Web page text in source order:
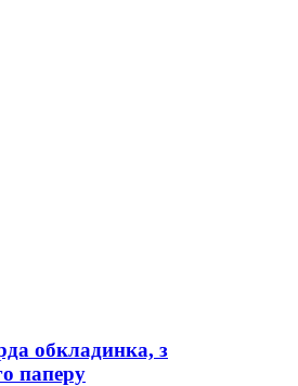
обкладинка, з
паперу